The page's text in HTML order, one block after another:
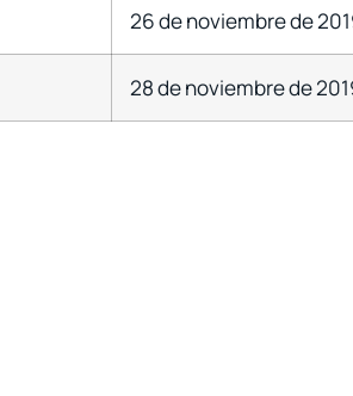
26 de noviembre de
28 de noviembre de